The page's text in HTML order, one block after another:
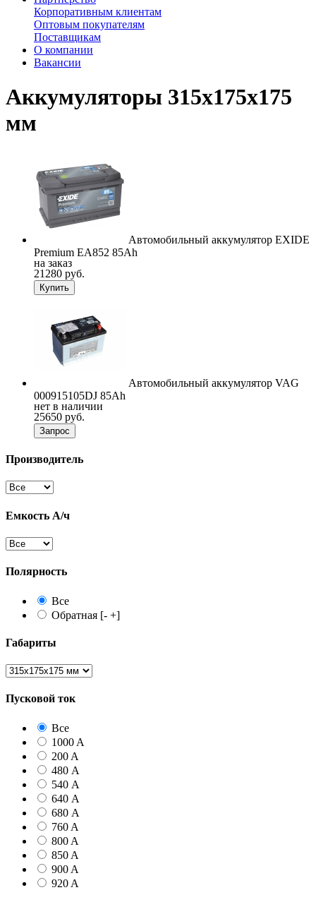
Корпоративным клиентам
Оптовым покупателям
Поставщикам
О компании
Вакансии
Аккумуляторы 315х175х175
мм
Автомобильный аккумулятор EXIDE
Premium EA852 85Ah
на заказ
21280 руб.
Купить
Автомобильный аккумулятор VAG
000915105DJ 85Ah
нет в наличии
25650 руб.
Запрос
Производитель
Емкость А/ч
Полярность
Все
Обратная [- +]
Габариты
Пусковой ток
Все
1000 A
200 A
480 А
540 А
640 А
680 А
760 A
800 A
850 A
900 A
920 A